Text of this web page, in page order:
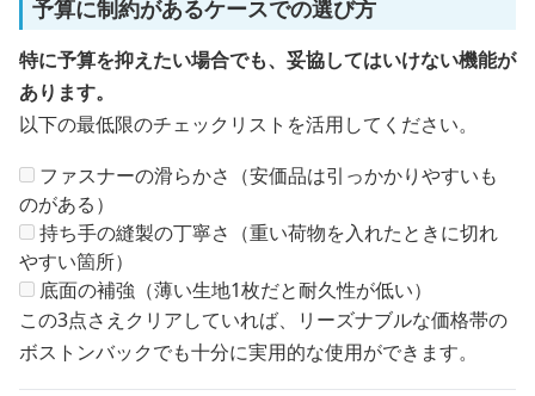
予算に制約があるケースでの選び方
特に予算を抑えたい場合でも、妥協してはいけない機能が
あります。
以下の最低限のチェックリストを活用してください。
ファスナーの滑らかさ（安価品は引っかかりやすいも
のがある）
持ち手の縫製の丁寧さ（重い荷物を入れたときに切れ
やすい箇所）
底面の補強（薄い生地1枚だと耐久性が低い）
この3点さえクリアしていれば、リーズナブルな価格帯の
ボストンバックでも十分に実用的な使用ができます。